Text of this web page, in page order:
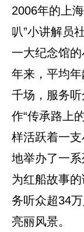
2006年的上
叭”小讲解员
一大纪念馆
年来，平均年
千场，服务
作“传承路上
样活跃着一
地举办了一
为红船故事的
务听众超34
亮丽风景。